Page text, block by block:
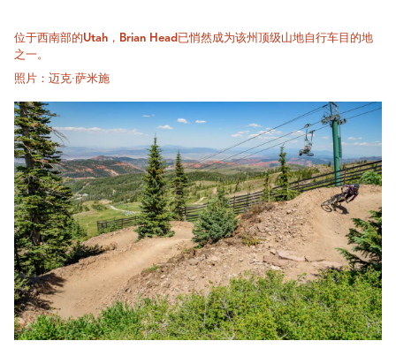
位于西南部的Utah，Brian Head已悄然成为该州顶级山地自行车目的地
之一。
照片：迈克·萨米施